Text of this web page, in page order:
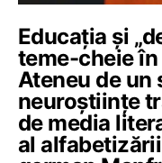
Educația și
teme-cheie
Ateneu de un
neuroștiințe
de media
al